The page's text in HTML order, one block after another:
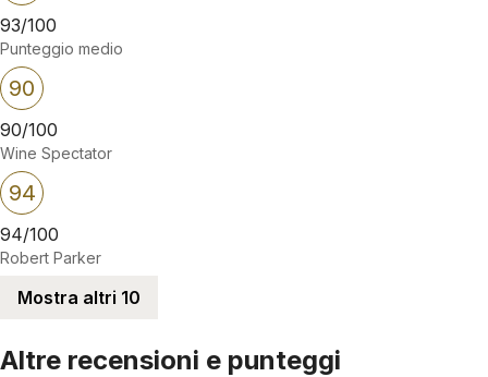
93/100
Punteggio medio
90
90/100
Wine Spectator
94
94/100
Robert Parker
Mostra altri 10
Altre recensioni e punteggi